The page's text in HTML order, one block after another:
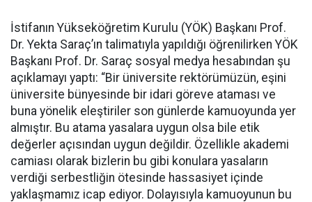
İstifanın Yükseköğretim Kurulu (YÖK) Başkanı Prof.
Dr. Yekta Saraç’ın talimatıyla yapıldığı öğrenilirken YÖK
Başkanı Prof. Dr. Saraç sosyal medya hesabından şu
açıklamayı yaptı: “Bir üniversite rektörümüzün, eşini
üniversite bünyesinde bir idari göreve ataması ve
buna yönelik eleştiriler son günlerde kamuoyunda yer
almıştır. Bu atama yasalara uygun olsa bile etik
değerler açısından uygun değildir. Özellikle akademi
camiası olarak bizlerin bu gibi konulara yasaların
verdiği serbestliğin ötesinde hassasiyet içinde
yaklaşmamız icap ediyor. Dolayısıyla kamuoyunun bu